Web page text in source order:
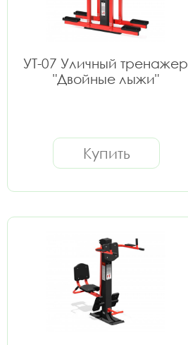
УТ-07 Уличный тренажер
"Двойные лыжи"
Купить